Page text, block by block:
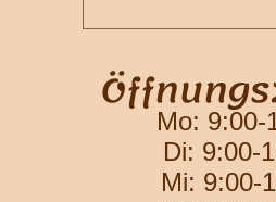
Mo: 9:00-
Di: 9:00-
Mi: 9:00-